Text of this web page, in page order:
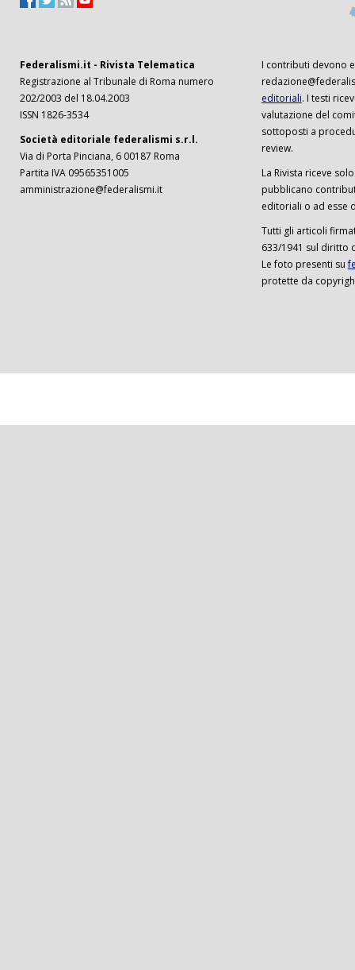
Federalismi.it - Rivista Telematica
Registrazione al Tribunale di Roma numero
202/2003 del 18.04.2003
ISSN 1826-3534
Società editoriale federalismi s.r.l.
Via di Porta Pinciana, 6 00187 Roma
Partita IVA 09565351005
amministrazione@federalismi.it
I contributi devono
editoriali. I testi
valutazione del
sottoposti a
review.
La Rivista riceve
pubblicano
editoriali o ad esse
Tutti gli articoli
633/1941 sul diritto
Le foto presenti su
protette da